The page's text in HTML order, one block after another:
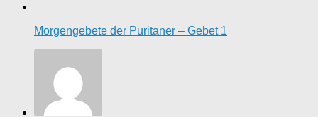
Morgengebete der Puritaner – Gebet 1